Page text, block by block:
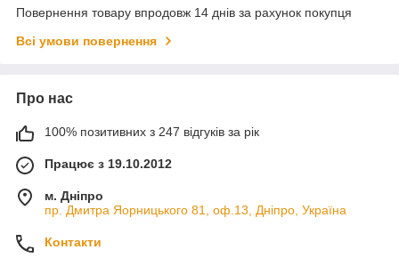
Повернення товару впродовж 14 днів за рахунок покупця
Всі умови повернення
Про нас
100% позитивних з 247 відгуків за рік
Працює з 19.10.2012
м. Дніпро
пр. Дмитра Яорницького 81, оф.13, Дніпро, Україна
Контакти